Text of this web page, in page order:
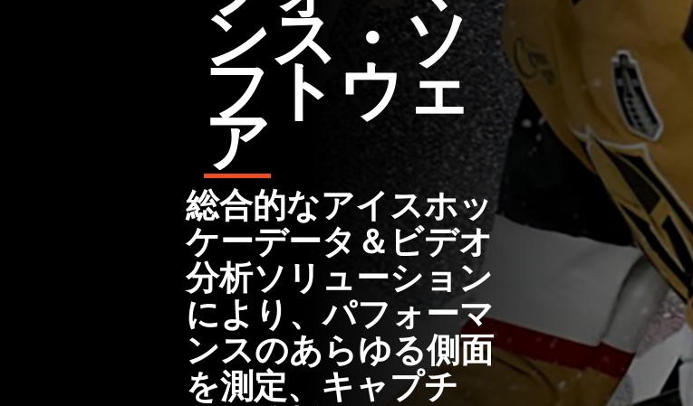
ンス・ソ
フトウェ
ア
総合的なアイスホッ
ケーデータ＆ビデオ
分析ソリューション
により、パフォーマ
ンスのあらゆる側面
を測定、キャプチ